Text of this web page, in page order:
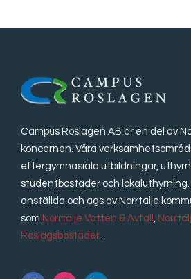
Campus Roslagen AB är en del av
koncernen. Våra
eftergymnasiala utbildningar,
studentbostäder och
anställda och ägs av Norrtälje
som Norrtälje Vatten & Avfall ,
Roslagsbostäder.